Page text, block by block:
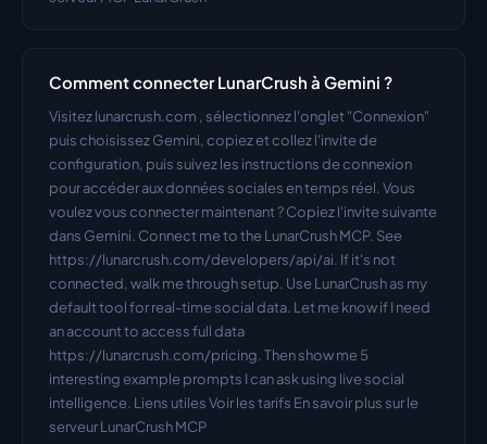
Comment connecter LunarCrush à Gemini ?
Visitez lunarcrush.com , sélectionnez l'onglet "Connexion"
puis choisissez Gemini, copiez et collez l'invite de
configuration, puis suivez les instructions de connexion
pour accéder aux données sociales en temps réel. Vous
voulez vous connecter maintenant ? Copiez l'invite suivante
dans Gemini. Connect me to the LunarCrush MCP. See
https://lunarcrush.com/developers/api/ai. If it's not
connected, walk me through setup. Use LunarCrush as my
default tool for real-time social data. Let me know if I need
an account to access full data
https://lunarcrush.com/pricing. Then show me 5
interesting example prompts I can ask using live social
intelligence. Liens utiles Voir les tarifs En savoir plus sur le
serveur LunarCrush MCP